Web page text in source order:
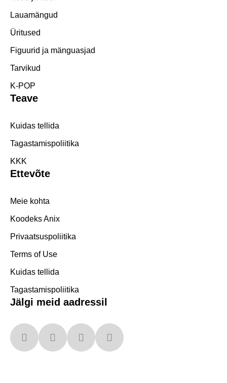
Lauamängud
Üritused
Figuurid ja mänguasjad
Tarvikud
K-POP
Teave
Kuidas tellida
Tagastamispoliitika
KKK
Ettevõte
Meie kohta
Koodeks Anix
Privaatsuspoliitika
Terms of Use
Kuidas tellida
Tagastamispoliitika
Jälgi meid aadressil